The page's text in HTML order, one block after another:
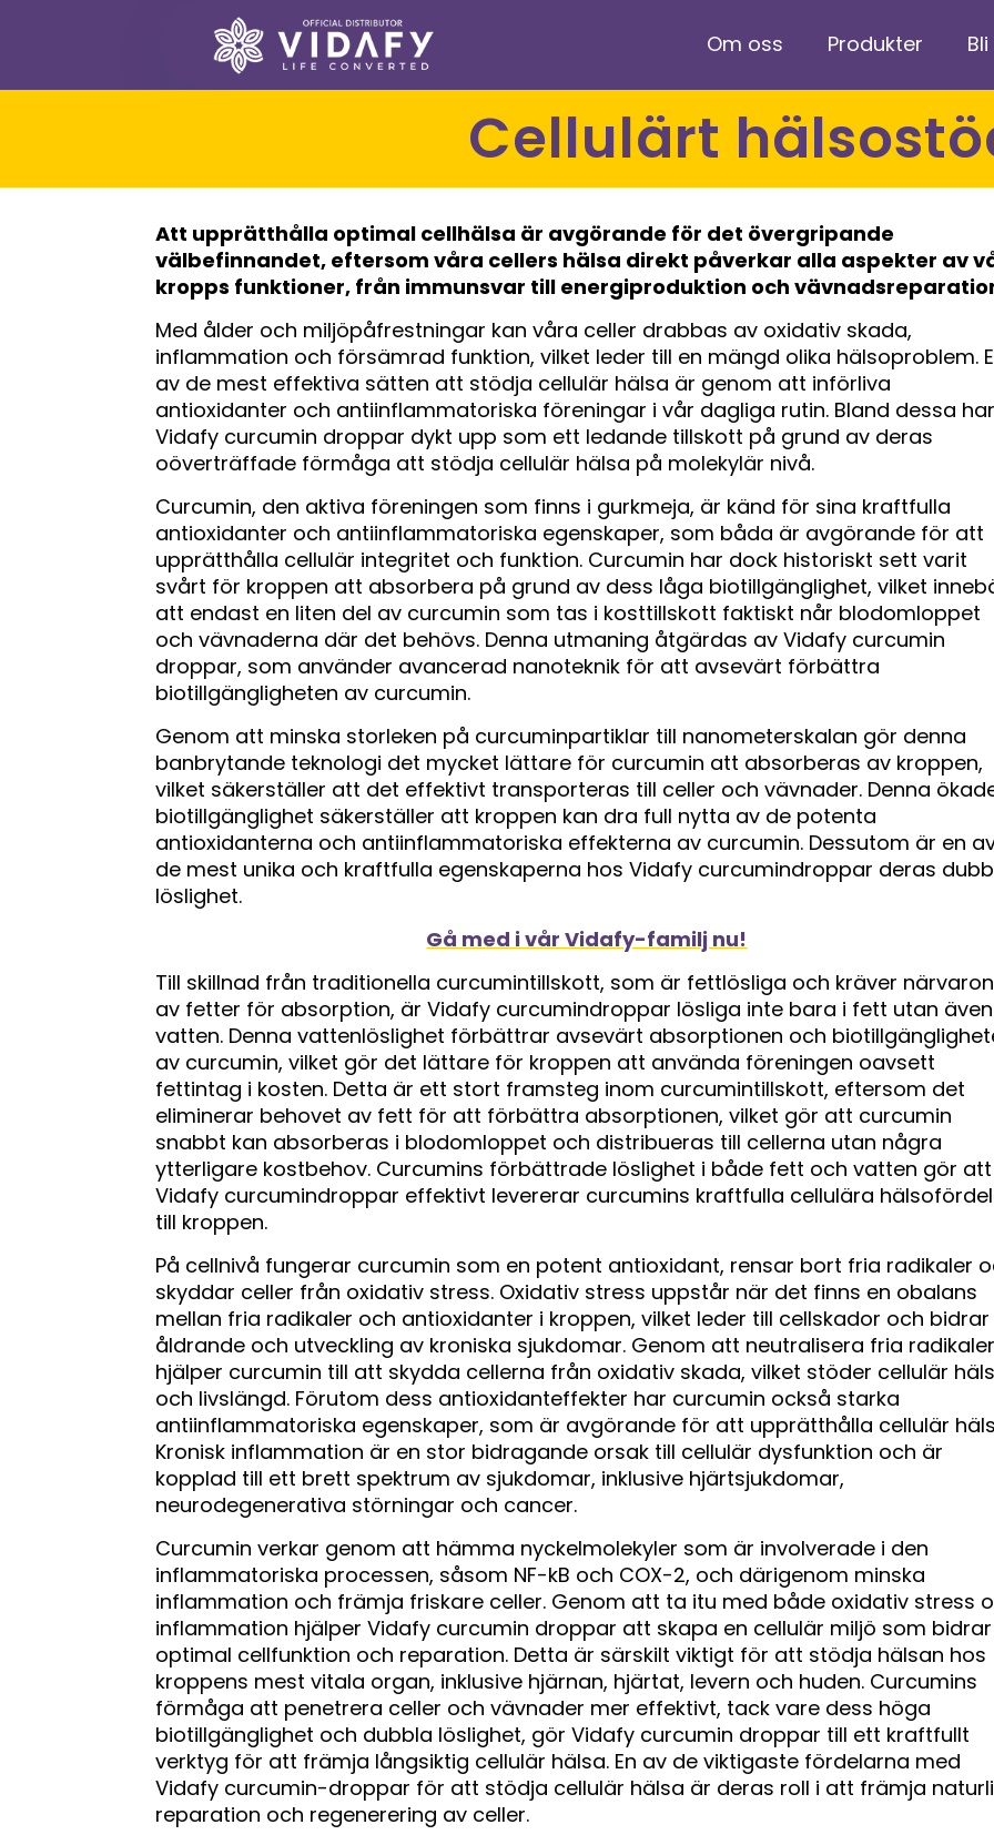
Om oss Produkter
Cellulärt
Att upprätthålla optimal cellhälsa är avgörande för det övergripande
välbefinnandet, eftersom våra cellers hälsa direkt påverkar alla aspekter av
kropps funktioner, från immunsvar till energiproduktion och
Med ålder och miljöpåfrestningar kan våra celler drabbas av oxidativ skada,
inflammation och försämrad funktion, vilket leder till en mängd olika hälsoproblem.
av de mest effektiva sätten att stödja cellulär hälsa är genom att införliva
antioxidanter och antiinflammatoriska föreningar i vår dagliga rutin. Bland dessa har
Vidafy curcumin droppar dykt upp som ett ledande tillskott på grund av deras
oöverträffade förmåga att stödja cellulär hälsa på molekylär nivå.
Curcumin, den aktiva föreningen som finns i gurkmeja, är känd för sina kraftfulla
antioxidanter och antiinflammatoriska egenskaper, som båda är avgörande för att
upprätthålla cellulär integritet och funktion. Curcumin har dock historiskt sett varit
svårt för kroppen att absorbera på grund av dess låga biotillgänglighet, vilket
att endast en liten del av curcumin som tas i kosttillskott faktiskt når blodomloppet
och vävnaderna där det behövs. Denna utmaning åtgärdas av Vidafy curcumin
droppar, som använder avancerad nanoteknik för att avsevärt förbättra
biotillgängligheten av curcumin.
Genom att minska storleken på curcuminpartiklar till nanometerskalan gör denna
banbrytande teknologi det mycket lättare för curcumin att absorberas av kroppen,
vilket säkerställer att det effektivt transporteras till celler och vävnader. Denna
biotillgänglighet säkerställer att kroppen kan dra full nytta av de potenta
antioxidanterna och antiinflammatoriska effekterna av curcumin. Dessutom är en
de mest unika och kraftfulla egenskaperna hos Vidafy curcumindroppar deras
löslighet.
Gå med i vår Vidafy-familj nu!
Till skillnad från traditionella curcumintillskott, som är fettlösliga och kräver närvaron
av fetter för absorption, är Vidafy curcumindroppar lösliga inte bara i fett utan
vatten. Denna vattenlöslighet förbättrar avsevärt absorptionen och
av curcumin, vilket gör det lättare för kroppen att använda föreningen oavsett
fettintag i kosten. Detta är ett stort framsteg inom curcumintillskott, eftersom det
eliminerar behovet av fett för att förbättra absorptionen, vilket gör att curcumin
snabbt kan absorberas i blodomloppet och distribueras till cellerna utan några
ytterligare kostbehov. Curcumins förbättrade löslighet i både fett och vatten gör att
Vidafy curcumindroppar effektivt levererar curcumins kraftfulla cellulära
till kroppen.
På cellnivå fungerar curcumin som en potent antioxidant, rensar bort fria radikaler
skyddar celler från oxidativ stress. Oxidativ stress uppstår när det finns en obalans
mellan fria radikaler och antioxidanter i kroppen, vilket leder till cellskador och bidrar
åldrande och utveckling av kroniska sjukdomar. Genom att neutralisera fria radikaler
hjälper curcumin till att skydda cellerna från oxidativ skada, vilket stöder cellulär
och livslängd. Förutom dess antioxidanteffekter har curcumin också starka
antiinflammatoriska egenskaper, som är avgörande för att upprätthålla cellulär
Kronisk inflammation är en stor bidragande orsak till cellulär dysfunktion och är
kopplad till ett brett spektrum av sjukdomar, inklusive hjärtsjukdomar,
neurodegenerativa störningar och cancer.
Curcumin verkar genom att hämma nyckelmolekyler som är involverade i den
inflammatoriska processen, såsom NF-kB och COX-2, och därigenom minska
inflammation och främja friskare celler. Genom att ta itu med både oxidativ stress
inflammation hjälper Vidafy curcumin droppar att skapa en cellulär miljö som
optimal cellfunktion och reparation. Detta är särskilt viktigt för att stödja hälsan hos
kroppens mest vitala organ, inklusive hjärnan, hjärtat, levern och huden. Curcumins
förmåga att penetrera celler och vävnader mer effektivt, tack vare dess höga
biotillgänglighet och dubbla löslighet, gör Vidafy curcumin droppar till ett kraftfullt
verktyg för att främja långsiktig cellulär hälsa. En av de viktigaste fördelarna med
Vidafy curcumin-droppar för att stödja cellulär hälsa är deras roll i att främja
reparation och regenerering av celler.